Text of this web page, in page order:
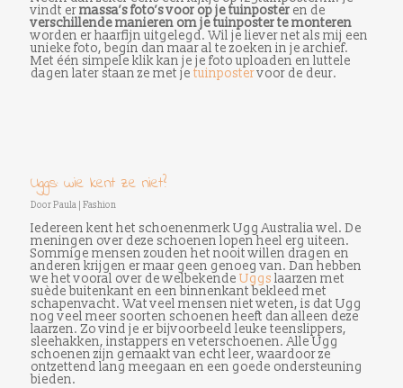
vindt ermassa’s foto’s voor op je tuinposteren de
verschillende manieren om je tuinposter te monteren
worden er haarfijn uitgelegd. Wil je liever net als mij een
unieke foto, begin dan maar al te zoeken in je archief.
Met één simpele klik kan je je foto uploaden en luttele
dagen later staan ze met je tuinpostervoor de deur.
Uggs: wie kent ze niet?
Door Paula Fashion
Iedereen kent het schoenenmerk Ugg Australia wel. De
meningen over deze schoenen lopen heel erg uiteen.
Sommige mensen zouden het nooit willen dragen en
anderen krijgen er maar geen genoeg van. Dan hebben
we het vooral over de welbekende Uggs laarzen met
suède buitenkant en een binnenkant bekleed met
schapenvacht. Wat veel mensen niet weten, is dat Ugg
nog veel meer soorten schoenen heeft dan alleen deze
laarzen. Zo vind je er bijvoorbeeld leuke teenslippers,
sleehakken, instappers en veterschoenen. Alle Ugg
schoenen zijn gemaakt van echt leer, waardoor ze
ontzettend lang meegaan en een goede ondersteuning
bieden.